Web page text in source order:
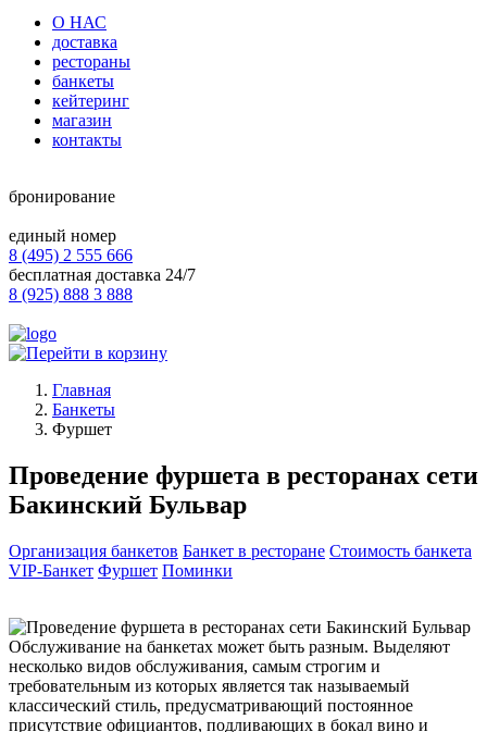
О НАС
доставка
рестораны
банкеты
кейтеринг
магазин
контакты
бронирование
единый номер
8 (495) 2 555 666
бесплатная доставка 24/7
8 (925) 888 3 888
Главная
Банкеты
Фуршет
Проведение фуршета в ресторанах сети
Бакинский Бульвар
Организация банкетов Банкет в ресторане Стоимость банкета
VIP-Банкет Фуршет Поминки
Обслуживание на банкетах может быть разным. Выделяют
несколько видов обслуживания, самым строгим и
требовательным из которых является так называемый
классический стиль, предусматривающий постоянное
присутствие официантов, подливающих в бокал вино и